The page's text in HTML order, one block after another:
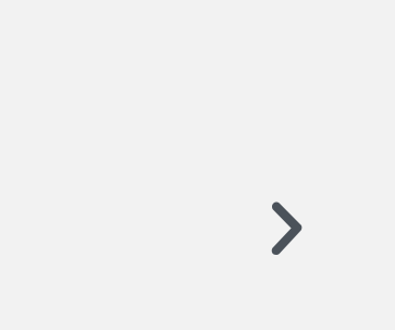
"Ich konnte mir problemlos 4 Angebote
welcher Boden am besten zu mir passt."